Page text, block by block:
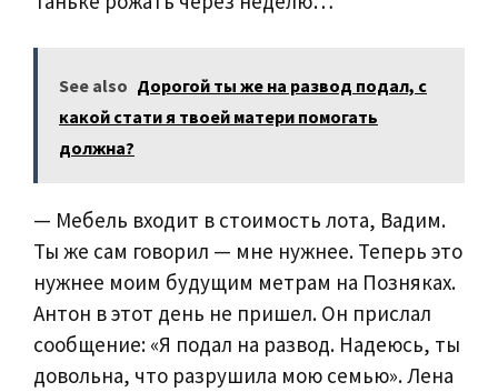
See also Дорогой ты же на развод подал, с
какой стати я твоей матери помогать
должна?
— Мебель входит в стоимость лота, Вадим.
Ты же сам говорил — мне нужнее. Теперь это
нужнее моим будущим метрам на Позняках.
Антон в этот день не пришел. Он прислал
сообщение: «Я подал на развод. Надеюсь, ты
довольна, что разрушила мою семью». Лена